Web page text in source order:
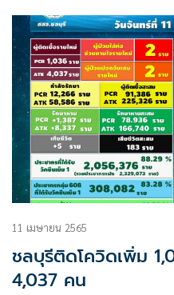
ประเทศ 22,300 ราย
11 เมษายน 2565
ชลบุรีติดโควิดเพิ่ม
4,037 คน